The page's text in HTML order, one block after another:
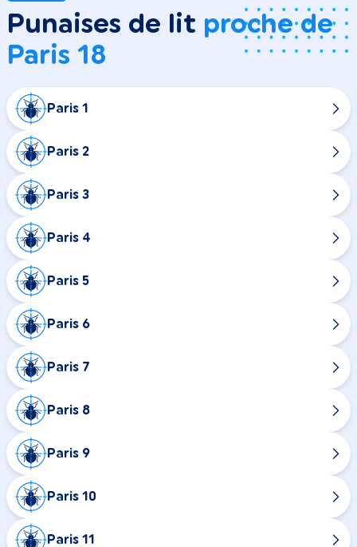
Punaises de lit proche de
Paris 18
Paris 1
Paris 2
Paris 3
Paris 4
Paris 5
Paris 6
Paris 7
Paris 8
Paris 9
Paris 10
Paris 11